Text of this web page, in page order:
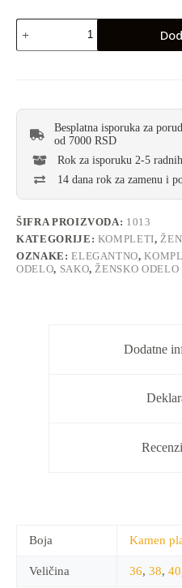
Besplatna isporuka za
od 7000 RSD
Rok za isporuku 2-5
14 dana rok za zamenu i
ŠIFRA PROIZVODA: 1013
KATEGORIJE: KOMPLETI,
OZNAKE:ELEGANTNO,
ODELO, SAKO, ŽENSKO ODELO
Dodatne
Boja Kamen
Veličina 36, 38, 40